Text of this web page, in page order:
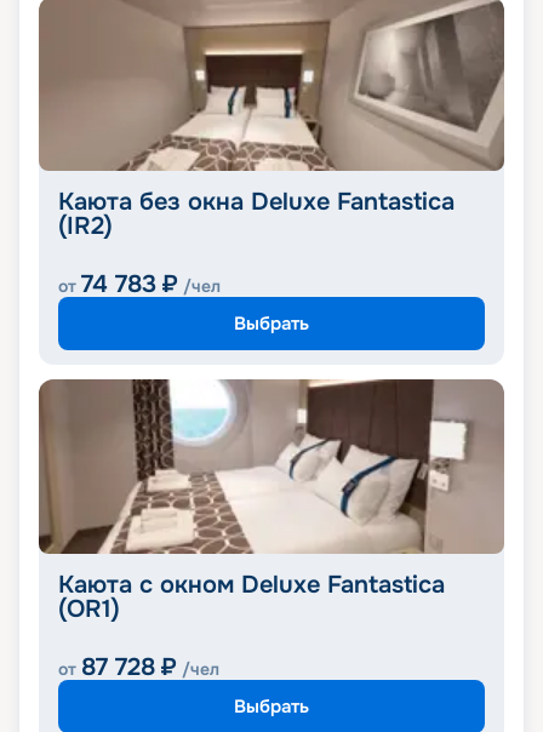
Каюта без окна Deluxe Fantastica
(IR2)
от 74 783 ₽ /чел
Выбрать
Каюта с окном Deluxe Fantastica
(OR1)
от 87 728 ₽ /чел
Выбрать